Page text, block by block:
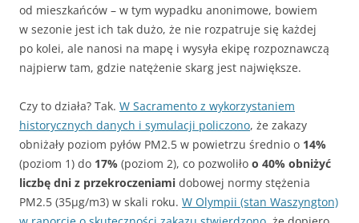
od mieszkańców – w tym wypadku anonimowe, bowiem
w sezonie jest ich tak dużo, że nie rozpatruje się każdej
po kolei, ale nanosi na mapę i wysyła ekipę rozpoznawczą
najpierw tam, gdzie natężenie skarg jest największe.
Czy to działa? Tak. W Sacramento z wykorzystaniem
historycznych danych i symulacji policzono, że zakazy
obniżały poziom pyłów PM2.5 w powietrzu średnio o 14%
(poziom 1) do 17% (poziom 2), co pozwoliło o 40% obniżyć
liczbę dni z przekroczeniami dobowej normy stężenia
PM2.5 (35µg/m3) w skali roku. W Olympii (stan Waszyngton)